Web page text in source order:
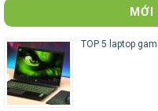
TOP 5 laptop